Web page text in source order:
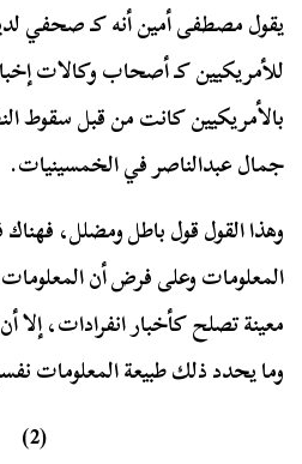
يقول مصطفى أمين أنه كـ صحفي
للأمريكيين كـ أصحاب وكالات
بالأمريكيين كانت من قبل سقوط
جمال عبدالناصر في الخمسينيات.
وهذا القول قول باطل ومضلل، فهناك
المعلومات وعلى فرض أن
معينة تصلح كأخبار انفرادات،
وما يحدد ذلك طبيعة المعلومات
(2)